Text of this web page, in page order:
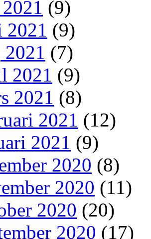
(9)
(9)
(7)
2021 (9)
2021 (8)
2021 (12)
2021 (9)
2020 (8)
2020 (11)
2020 (20)
2020 (17)